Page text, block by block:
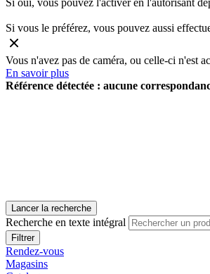
Si oui, vous pouvez l'activer en l'autorisant
Si vous le préférez, vous pouvez aussi
Vous n'avez pas de caméra, ou celle-ci n'est
En savoir plus
Référence détectée : aucune
Lancer la recherche
Recherche en texte intégral
Rendez-vous
Magasins